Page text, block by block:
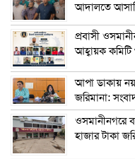
আদালতে
প্রবাসী
আহ্বায়ক
আপা ডাকায়
জরিমানা:
ওসমানীনগরে
হাজার টাকা